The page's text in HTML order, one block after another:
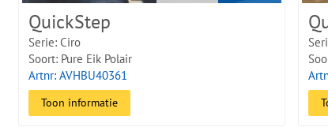
QuickStep
Serie: Ciro
Soort: Pure Eik Polair
Artnr: AVHBU40361
Toon informatie